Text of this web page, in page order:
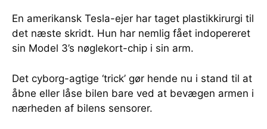
En amerikansk Tesla-ejer har taget plastikkirurgi til
det næste skridt. Hun har nemlig fået indopereret
sin Model 3’s nøglekort-chip i sin arm.
Det cyborg-agtige ‘trick’ gør hende nu i stand til at
åbne eller låse bilen bare ved at bevægen armen i
nærheden af bilens sensorer.